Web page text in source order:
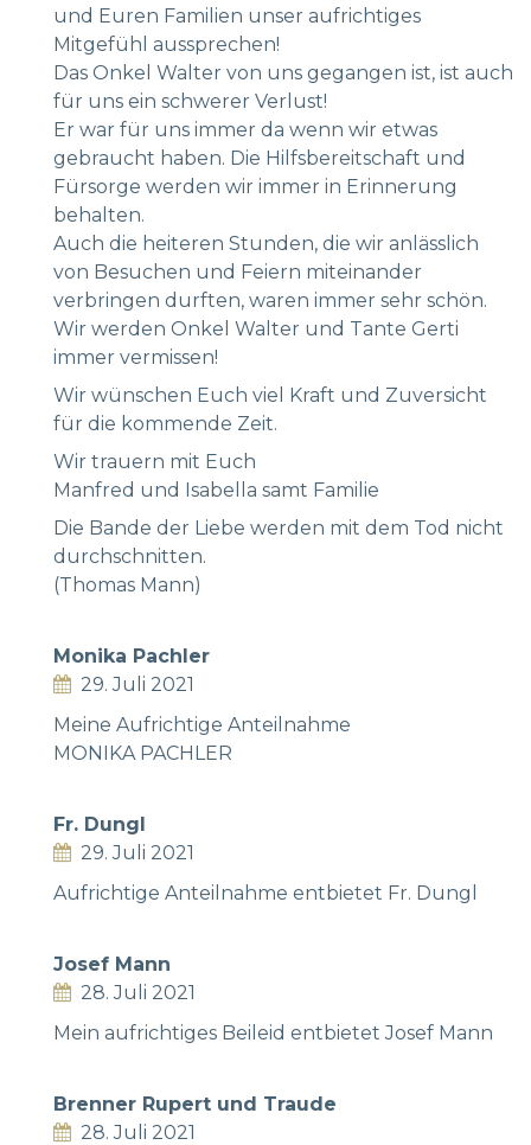
und Euren Familien unser aufrichtiges
Mitgefühl aussprechen!
Das Onkel Walter von uns gegangen ist, ist auch
für uns ein schwerer Verlust!
Er war für uns immer da wenn wir etwas
gebraucht haben. Die Hilfsbereitschaft und
Fürsorge werden wir immer in Erinnerung
behalten.
Auch die heiteren Stunden, die wir anlässlich
von Besuchen und Feiern miteinander
verbringen durften, waren immer sehr schön.
Wir werden Onkel Walter und Tante Gerti
immer vermissen!
Wir wünschen Euch viel Kraft und Zuversicht
für die kommende Zeit.
Wir trauern mit Euch
Manfred und Isabella samt Familie
Die Bande der Liebe werden mit dem Tod nicht
durchschnitten.
(Thomas Mann)
Monika Pachler
29. Juli 2021
Meine Aufrichtige Anteilnahme
MONIKA PACHLER
Fr. Dungl
29. Juli 2021
Aufrichtige Anteilnahme entbietet Fr. Dungl
Josef Mann
28. Juli 2021
Mein aufrichtiges Beileid entbietet Josef Mann
Brenner Rupert und Traude
28. Juli 2021